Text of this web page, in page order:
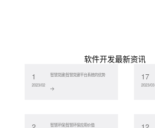
软件开发最新资讯
1
2023/02
智慧党建|智慧党建平台系统的优势 17
2023/03
智慧环保|智慧环保应用价值